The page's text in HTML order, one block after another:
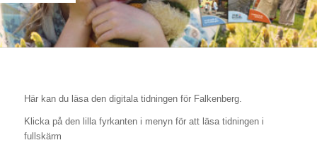
Här kan du läsa den digitala tidningen för Falkenberg.
Klicka på den lilla fyrkanten i menyn för att läsa tidningen i
fullskärm